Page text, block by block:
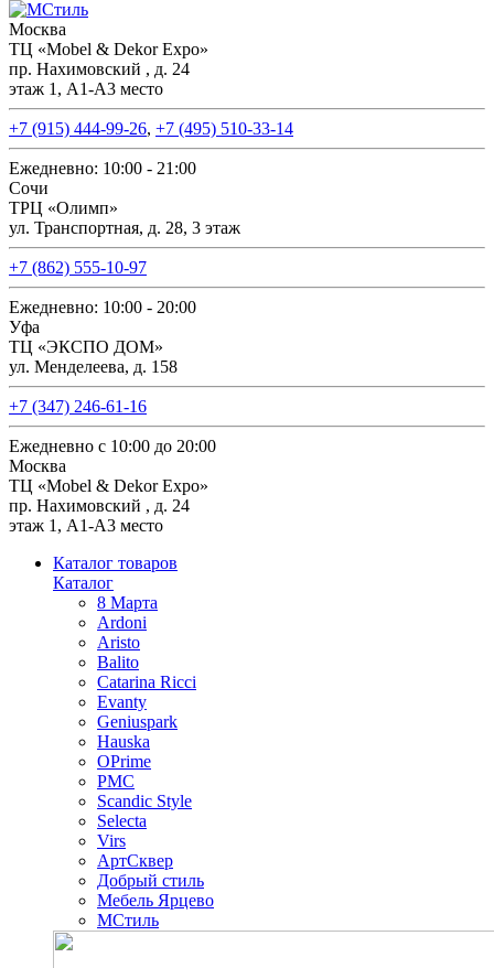
Москва
ТЦ «Mobel & Dekor Expo»
пр. Нахимовский , д. 24
этаж 1, А1-А3 место
+7 (915) 444-99-26, +7 (495) 510-33-14
Ежедневно: 10:00 - 21:00
Сочи
ТРЦ «Олимп»
ул. Транспортная, д. 28, 3 этаж
+7 (862) 555-10-97
Ежедневно: 10:00 - 20:00
Уфа
ТЦ «ЭКСПО ДОМ»
ул. Менделеева, д. 158
+7 (347) 246-61-16
Ежедневно с 10:00 до 20:00
Москва
ТЦ «Mobel & Dekor Expo»
пр. Нахимовский , д. 24
этаж 1, А1-А3 место
Каталог товаров
Каталог
8 Марта
Ardoni
Aristo
Balito
Catarina Ricci
Evanty
Geniuspark
Hauska
OPrime
PMC
Scandic Style
Selecta
Virs
АртСквер
Добрый стиль
Мебель Ярцево
МСтиль